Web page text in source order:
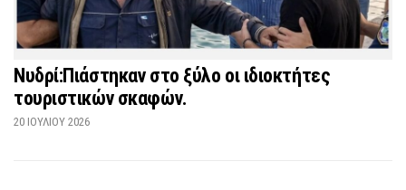
Νυδρί:Πιάστηκαν στο ξύλο οι ιδιοκτήτες
τουριστικών σκαφών.
20 ΙΟΥΛΊΟΥ 2026